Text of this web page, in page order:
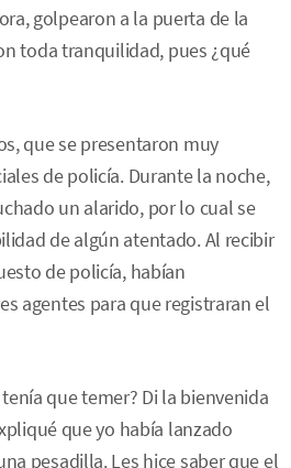
golpearon a la puerta de la
toda tranquilidad, pues ¿qué
que se presentaron muy
de policía. Durante la noche,
un alarido, por lo cual se
de algún atentado. Al recibir
de policía, habían
agentes para que registraran el
que temer? Di la bienvenida
que yo había lanzado
pesadilla. Les hice saber que el